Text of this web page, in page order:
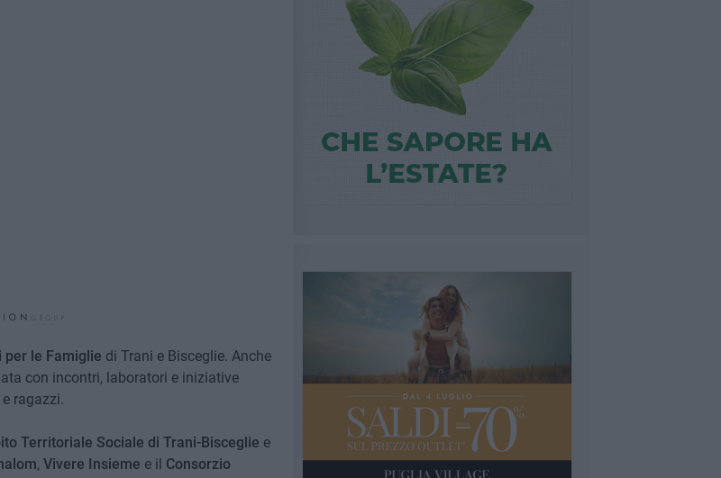
per le Famiglie di Trani e Bisceglie. Anche
con incontri, laboratori e iniziative
ragazzi.
Territoriale Sociale di Trani-Bisceglie e
, Vivere Insieme e il Consorzio